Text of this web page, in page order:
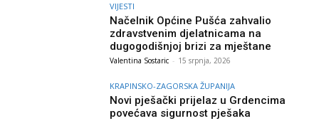
VIJESTI
Načelnik Općine Pušća zahvalio
zdravstvenim djelatnicama na
dugogodišnjoj brizi za mještane
Valentina Sostaric - 15 srpnja, 2026
KRAPINSKO-ZAGORSKA ŽUPANIJA
Novi pješački prijelaz u Grdencima
povećava sigurnost pješaka